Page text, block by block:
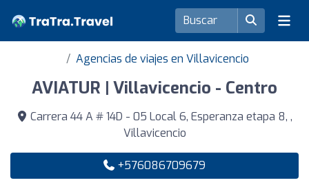
Agencias de viajes en Villavicencio
AVIATUR | Villavicencio - Centro
Carrera 44 A # 14D - 05 Local 6, Esperanza etapa 8, ,
Villavicencio
+576086709679